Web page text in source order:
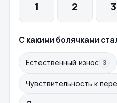
1 2 3
С какими болячками
Естественный износ 3
Чувствительность к